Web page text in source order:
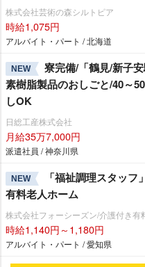
株式会社芸術の森シルトピア
時給1,075円
アルバイト・パート / 北海道
NEW
寮完備/「鶴見/新子
素樹脂製品のおしごと/40～
しOK
日総工産株式会社
月給35万7,000円
派遣社員 / 神奈川県
NEW
「福祉調理スタッ
有料老人ホーム
株式会社フォーシーズン/介護付き有
時給1,140円～1,180円
アルバイト・パート / 愛知県